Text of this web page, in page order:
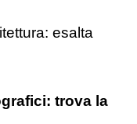
esalta
trova la